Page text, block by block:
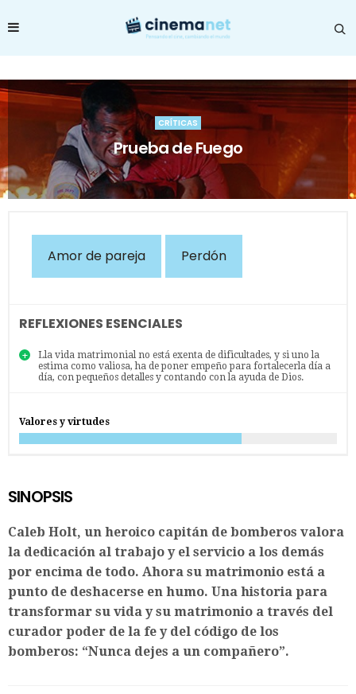
CRÍTICAS
Prueba de Fuego
Amor de pareja Perdón
REFLEXIONES ESENCIALES
Lla vida matrimonial no está exenta de dificultades, y si uno la
estima como valiosa, ha de poner empeño para fortalecerla día a
día, con pequeños detalles y contando con la ayuda de Dios.
Valores y virtudes
SINOPSIS
Caleb Holt, un heroico capitán de bomberos valora
la dedicación al trabajo y el servicio a los demás
por encima de todo. Ahora su matrimonio está a
punto de deshacerse en humo. Una historia para
transformar su vida y su matrimonio a través del
curador poder de la fe y del código de los
bomberos: “Nunca dejes a un compañero”.